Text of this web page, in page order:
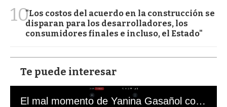
10"Los costos del acuerdo en la construcción se
disparan para los desarrolladores, los
consumidores finales e incluso, el Estado"
Te puede interesar
El mal momento de Yanina Gasañol con un hincha argentino en "Subrayado"